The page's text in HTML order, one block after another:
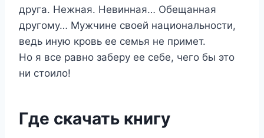
друга. Нежная. Невинная… Обещанная
другому… Мужчине своей национальности,
ведь иную кровь ее семья не примет.
Но я все равно заберу ее себе, чего бы это
ни стоило!
Где скачать книгу